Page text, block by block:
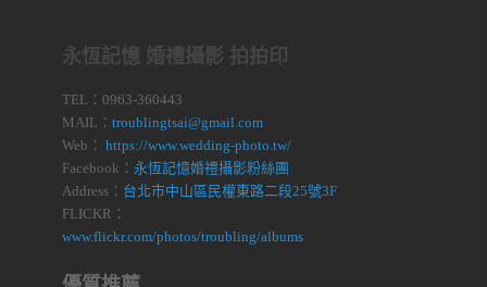
永恆記憶 婚禮攝影 拍拍印
TEL：0963-360443
MAIL： troublingtsai@gmail.com
Web： https://www.wedding-photo.tw/
Facebook： 永恆記憶婚禮攝影粉絲團
Address： 台北市中山區民權東路二段25號3F
FLICKR：
www.flickr.com/photos/troubling/albums